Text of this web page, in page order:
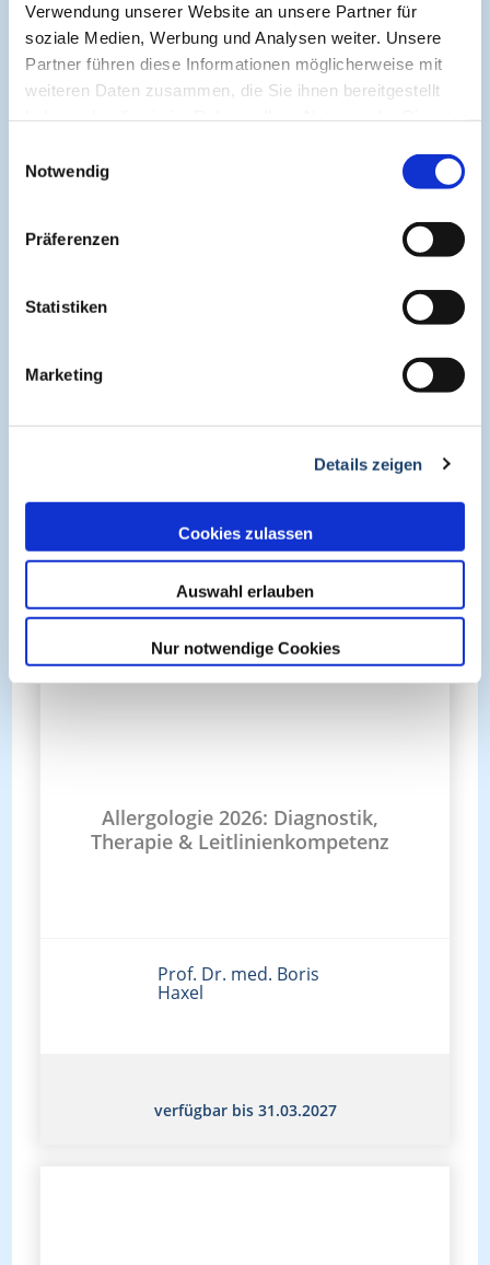
Verwendung unserer Website an unsere Partner für
soziale Medien, Werbung und Analysen weiter. Unsere
Partner führen diese Informationen möglicherweise mit
weiteren Daten zusammen, die Sie ihnen bereitgestellt
Notwendig
Präferenzen
Statistiken
Marketing
Details zeigen
Cookies zulassen
Auswahl erlauben
Nur notwendige Cookies
Moderne Therapie von Asthma
verfügbar bis 24.03.2027
Allergologie 2026: Diagnostik,
Therapie & Leitlinienkompetenz
Prof. Dr. med. Boris
Haxel
verfügbar bis 31.03.2027